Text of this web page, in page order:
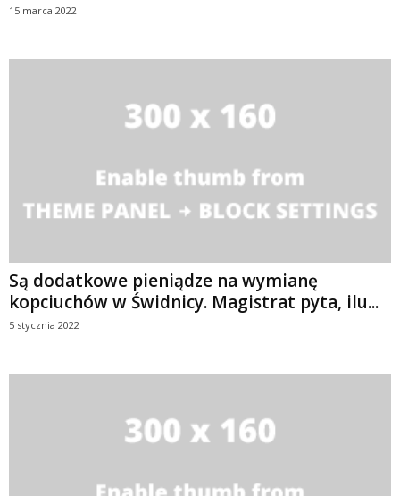
15 marca 2022
Są dodatkowe pieniądze na wymianę
kopciuchów w Świdnicy. Magistrat pyta, ilu...
5 stycznia 2022